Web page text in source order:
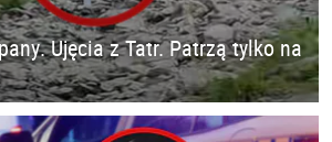
Ujęcia z Tatr. Patrzą tylko na